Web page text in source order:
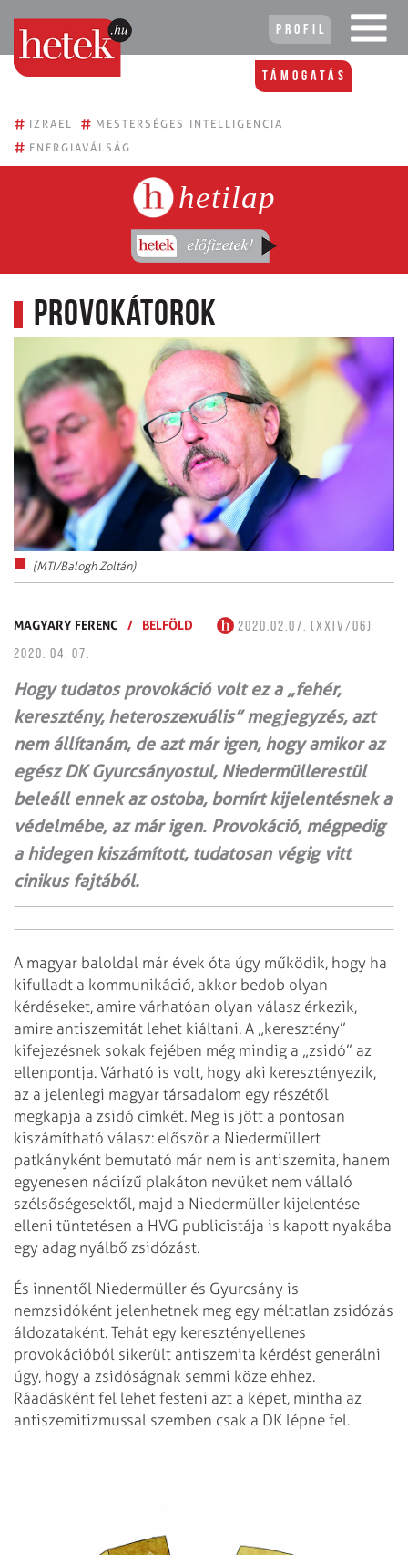
Profil
Támogatás
# IZRAEL # MESTERSÉGES INTELLIGENCIA
# ENERGIAVÁLSÁG
hetilap
Provokátorok
(MTI/Balogh Zoltán)
MAGYARY FERENC / BELFÖLD
2020.02.07. (XXIV/06)
2020. 04. 07.
Hogy tudatos provokáció volt ez a „fehér,
keresztény, heteroszexuális” megjegyzés, azt
nem állítanám, de azt már igen, hogy amikor az
egész DK Gyurcsányostul, Niedermüllerestül
beleáll ennek az ostoba, bornírt kijelentésnek a
védelmébe, az már igen. Provokáció, mégpedig
a hidegen kiszámított, tudatosan végig vitt
cinikus fajtából.
A magyar baloldal már évek óta úgy működik, hogy ha
kifulladt a kommunikáció, akkor bedob olyan
kérdéseket, amire várhatóan olyan válasz érkezik,
amire antiszemitát lehet kiáltani. A „keresztény”
kifejezésnek sokak fejében még mindig a „zsidó” az
ellenpontja. Várható is volt, hogy aki keresztényezik,
az a jelenlegi magyar társadalom egy részétől
megkapja a zsidó címkét. Meg is jött a pontosan
kiszámítható válasz: először a Niedermüllert
patkányként bemutató már nem is antiszemita, hanem
egyenesen náci­ízű plakáton nevüket nem vállaló
szélsőségesektől, majd a Niedermüller kijelentése
elleni tüntetésen a HVG publicistája is kapott nyakába
egy adag nyálbő zsidózást.
És innentől Niedermüller és Gyurcsány is
nemzsidóként jelenhetnek meg egy méltatlan zsidózás
áldozataként. Tehát egy keresztényellenes
provokációból sikerült antiszemita kérdést generálni
úgy, hogy a zsidóságnak semmi köze ehhez.
Ráadásként fel lehet festeni azt a képet, mintha az
antiszemitizmussal szemben csak a DK lépne fel.